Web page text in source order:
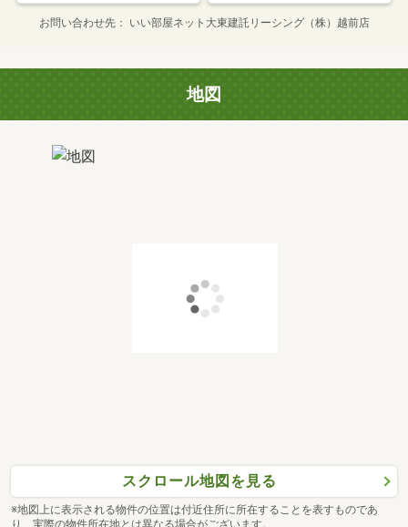
お問い合わせ先 いい部屋ネット大東建託リーシング（株）越前店
地図
スクロール地図を見る
※地図上に表示される物件の位置は付近住所に所在することを表すものであ